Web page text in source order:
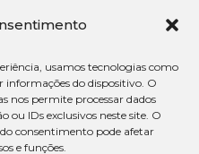
usamos tecnologias como
informações do dispositivo. O
nos permite processar dados
IDs exclusivos neste site. O
consentimento pode afetar
e funções.
Todos os direitos